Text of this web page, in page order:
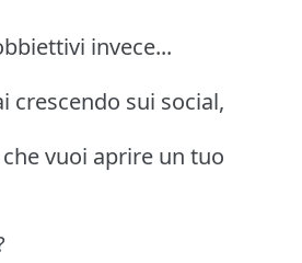
invece...
crescendo sui social,
vuoi aprire un tuo